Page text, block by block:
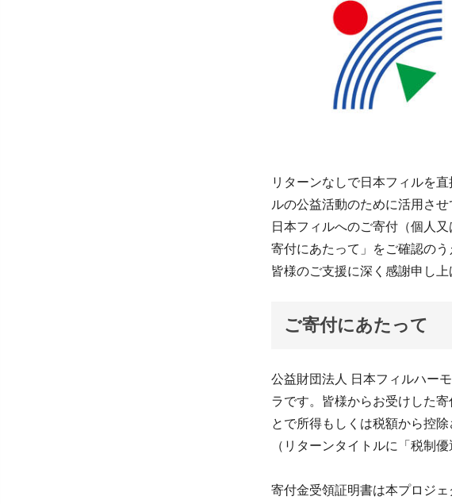
リターンなしで日本フィルを
ルの公益活動のために活用させ
日本フィルへのご寄付（個人
寄付にあたって」をご確認のう
皆様のご支援に深く感謝申し上
ご寄付にあたって
公益財団法人 日本フィルハー
ラです。皆様からお受けした
とで所得もしくは税額から控除
（リターンタイトルに「税制
寄付金受領証明書は本プロジ